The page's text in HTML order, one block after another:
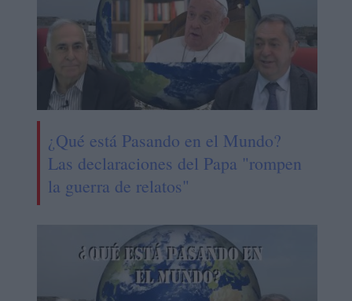
¿Qué está Pasando en el Mundo?
Las declaraciones del Papa "rompen
la guerra de relatos"